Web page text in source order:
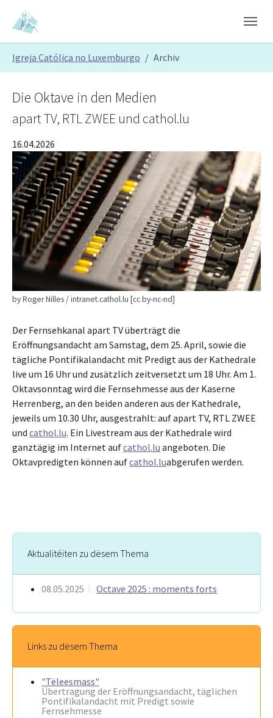
Skip to main content
Skip to page footer
Igreja Católica no Luxemburgo Archiv
by Roger Nilles / intranet.cathol.lu [cc by-nc-nd]
Die Oktave in den Medien
apart TV, RTL ZWEE und cathol.lu
16.04.2026
Der Fernsehkanal apart TV überträgt die
Eröffnungsandacht am Samstag, dem 25. April, sowie die
tägliche Pontifikalandacht mit Predigt aus der Kathedrale
live um 16 Uhr und zusätzlich zeitversetzt um 18 Uhr. Am 1.
Oktavsonntag wird die Fernsehmesse aus der Kaserne
Herrenberg, an den beiden anderen aus der Kathedrale,
jeweils um 10.30 Uhr, ausgestrahlt: auf apart TV, RTL ZWEE
und cathol.lu. Ein Livestream aus der Kathedrale wird
ganztägig im Internet aufcathol.lu angeboten. Die
Oktavpredigten können aufcathol.luabgerufen werden.
Aktualitéiten zu dësem Thema
08.05.2025 Octave 2025 : moments forts
Links zu dësem Thema
"Tëleesmass"
Übertragung der Eröffnungsandacht, täglichen
Pontifikalandacht mit Predigt sowie
Fernsehmesse